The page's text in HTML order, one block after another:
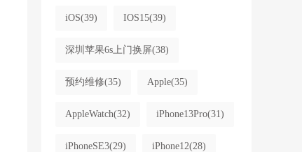
iOS(39) IOS15(39)
深圳苹果6s上门换屏(38)
预约维修(35) Apple(35)
AppleWatch(32) iPhone13Pro(31)
iPhoneSE3(29) iPhone12(28)